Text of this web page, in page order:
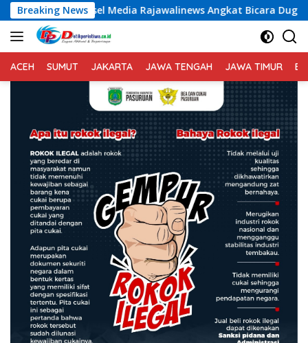
Langsung
ke
konten
Breaking News
Rajawalinews Angkat Bicara Dugaan Penggelapan Dana
ACEH SUMUT JAKARTA JAWA TENGAH JAWA TIMUR